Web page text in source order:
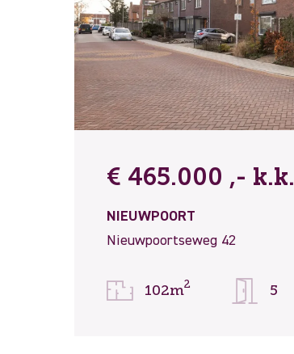
€ 465.000 ,- k.k.
NIEUWPOORT
Nieuwpoortseweg 42
102m2 5